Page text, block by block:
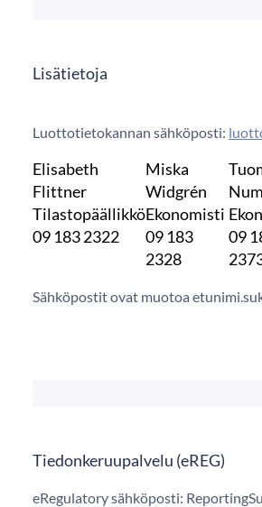
Lisätietoja
Luottotietokannan sähköposti:
Elisabeth
Flittner
Miska
Widgrén
TilastopäällikköEkonomisti
09 183 2322
09 183
2328
09
Sähköpostit ovat muotoa
Tiedonkeruupalvelu (eREG)
eRegulatory sähköposti: